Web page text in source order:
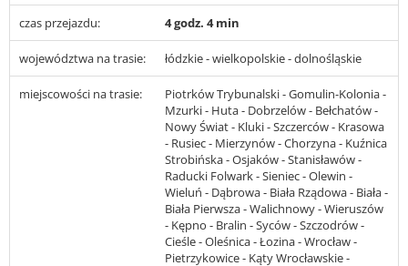
czas przejazdu: 4 godz. 4 min
województwa na trasie: łódzkie - wielkopolskie - dolnośląskie
miejscowości na trasie:
Piotrków Trybunalski - Gomulin-Kolonia -
Mzurki - Huta - Dobrzelów - Bełchatów -
Nowy Świat - Kluki - Szczerców - Krasowa
- Rusiec - Mierzynów - Chorzyna - Kuźnica
Strobińska - Osjaków - Stanisławów -
Raducki Folwark - Sieniec - Olewin -
Wieluń - Dąbrowa - Biała Rządowa - Biała -
Biała Pierwsza - Walichnowy - Wieruszów
- Kępno - Bralin - Syców - Szczodrów -
Cieśle - Oleśnica - Łozina - Wrocław -
Pietrzykowice - Kąty Wrocławskie -